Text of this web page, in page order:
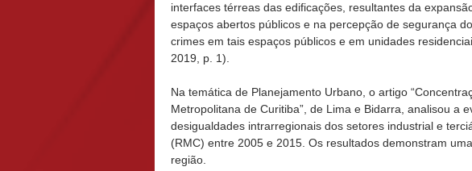
interfaces térreas das edificações, resultantes da
espaços abertos públicos e na percepção de segurança
crimes em tais espaços públicos e em unidades
2019, p. 1).
Na temática de Planejamento Urbano, o artigo
Metropolitana de Curitiba”, de Lima e Bidarra, analisou a
desigualdades intrarregionais dos setores industrial e
(RMC) entre 2005 e 2015. Os resultados demonstram
região.